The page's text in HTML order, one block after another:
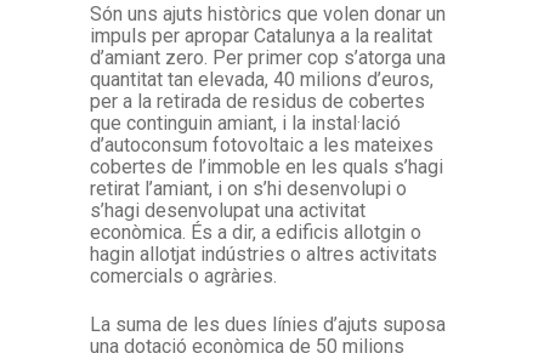
Són uns ajuts històrics que volen donar un
impuls per apropar Catalunya a la realitat
d’amiant zero. Per primer cop s’atorga una
quantitat tan elevada, 40 milions d’euros,
per a la retirada de residus de cobertes
que continguin amiant, i la instal·lació
d’autoconsum fotovoltaic a les mateixes
cobertes de l’immoble en les quals s’hagi
retirat l’amiant, i on s’hi desenvolupi o
s’hagi desenvolupat una activitat
econòmica. És a dir, a edificis allotgin o
hagin allotjat indústries o altres activitats
comercials o agràries.
La suma de les dues línies d’ajuts suposa
una dotació econòmica de 50 milions